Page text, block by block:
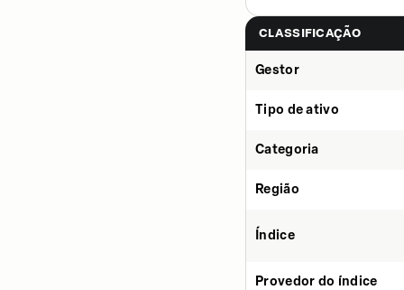
CLASSIFICAÇÃO
Gestor
Tipo de ativo
Categoria
Região
Índice
Provedor do índice